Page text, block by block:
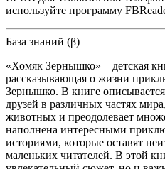
используйте программу
База знаний (β)
«Хомяк Зернышко» – детская
рассказывающая о жизни
Зернышко. В книге
друзей в различных частях
животных и преодолевает
наполнена интересными
историями, которые оставят
маленьких читателей. В этой